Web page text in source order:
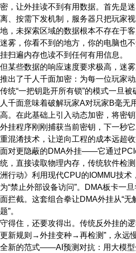
密，让外挂读不到有用数据。首先是
离、按需下发机制，服务器只把玩家
地，未探索区域的数据根本不存在于
迷雾，你看不到的地方，你的电脑也
挂扫遍内存也读不到任何有用信息。
但某些数据的响应速度要求极高，迷
推出了千人千面加密：为每一位玩家
传统“一把钥匙开所有锁”的模式一旦
人千面意味着破解玩家A对玩家B毫无
高。在此基础上引入动态加密，将密
外挂程序刚刚捕获当前密钥，下一秒
重混淆技术，让逆向工程的成本远超收
面对更隐蔽的DMA外挂——它通过
统，直接读取物理内存，传统软件检
洲行动》利用现代CPU的IOMMU技术
为“禁止外部设备访问”。DMA板卡一
面拦截。这套组合拳让DMA外挂从“无
题”。
守得住，还要攻得出。传统反外挂的
更新规则→外挂变种→再检测”，永远
全新的范式——AI预测对抗：用大模型